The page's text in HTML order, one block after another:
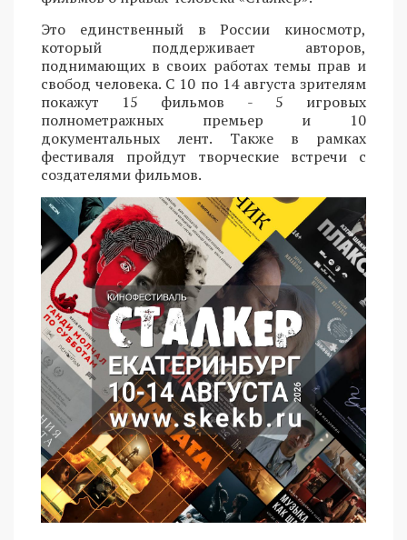
Это единственный в России киносмотр,
который поддерживает авторов,
поднимающих в своих работах темы прав и
свобод человека. С 10 по 14 августа зрителям
покажут 15 фильмов - 5 игровых
полнометражных премьер и 10
документальных лент. Также в рамках
фестиваля пройдут творческие встречи с
создателями фильмов.